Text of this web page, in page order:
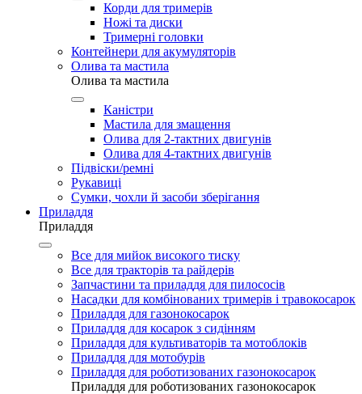
Корди для тримерів
Ножі та диски
Тримерні головки
Контейнери для акумуляторів
Олива та мастила
Олива та мастила
Каністри
Мастила для змащення
Олива для 2-тактних двигунів
Олива для 4-тактних двигунів
Підвіски/ремні
Рукавиці
Сумки, чохли й засоби зберігання
Приладдя
Приладдя
Все для мийок високого тиску
Все для тракторів та райдерів
Запчастини та приладдя для пилососів
Насадки для комбінованих тримерів і травокосарок
Приладдя для газонокосарок
Приладдя для косарок з сидінням
Приладдя для культиваторів та мотоблоків
Приладдя для мотобурів
Приладдя для роботизованих газонокосарок
Приладдя для роботизованих газонокосарок